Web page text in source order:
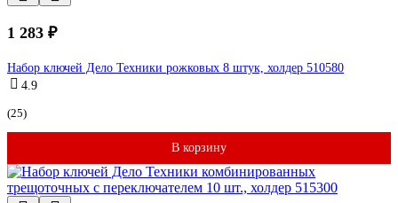
1 283 ₽
Набор ключей Дело Техники рожковых 8 штук, холдер 510580
4.9
(25)
В корзину